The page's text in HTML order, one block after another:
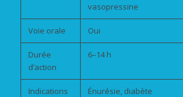
vasopressine
Voie orale Oui
Durée
d’action
6–14 h
Indications
Énurésie, diabète